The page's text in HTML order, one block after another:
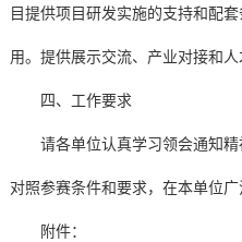
目提供项目研发实施的支持和配
用。提供展示交流、产业对接和人
四、工作要求
请各单位认真学习领会通知精
对照参赛条件和要求，在本单位
附件：